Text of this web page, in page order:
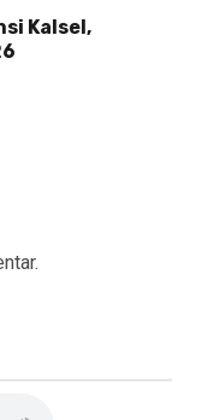
Kalsel,